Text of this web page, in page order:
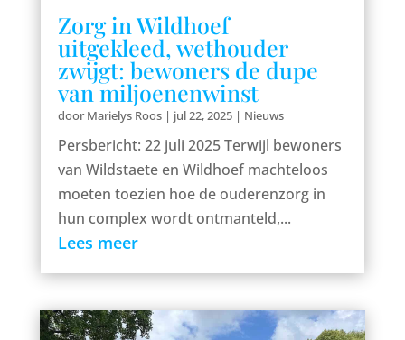
Zorg in Wildhoef
uitgekleed, wethouder
zwijgt: bewoners de dupe
van miljoenenwinst
doorMarielys Roos| jul 22, 2025| Nieuws
Persbericht: 22 juli 2025 Terwijl bewoners
van Wildstaete en Wildhoef machteloos
moeten toezien hoe de ouderenzorg in
hun complex wordt ontmanteld,...
Lees meer